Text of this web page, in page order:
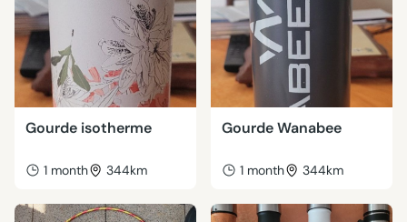
Gourde isotherme
1 month 344km
Gourde Wanabee
1 month 344km